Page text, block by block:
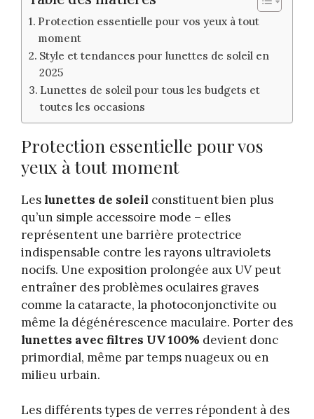
Protection essentielle pour vos yeux à tout
moment
Style et tendances pour lunettes de soleil en
2025
Lunettes de soleil pour tous les budgets et
toutes les occasions
Protection essentielle pour vos
yeux à tout moment
Leslunettes de soleil constituent bien plus
qu’un simple accessoire mode – elles
représentent une barrière protectrice
indispensable contre les rayons ultraviolets
nocifs. Une exposition prolongée aux UV peut
entraîner des problèmes oculaires graves
comme la cataracte, la photoconjonctivite ou
même la dégénérescence maculaire. Porter des
lunettes avec filtres UV 100% devient donc
primordial, même par temps nuageux ou en
milieu urbain.
Les différents types de verres répondent à des